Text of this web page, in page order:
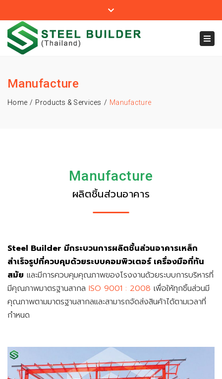
085-148-5757
customerservice@steelbuilderthailand.com
Close
top
Manufacture
Home Products & Services Manufacture
Manufacture
ผลิตชิ้นส่วนอาคาร
Steel Builder มีกระบวนการผลิตชิ้นส่วนอาคารเหล็ก
สำเร็จรูปที่ควบคุมด้วยระบบคอมพิวเตอร์ เครื่องมือที่ทัน
สมัย และมีการควบคุมคุณภาพของโรงงานด้วยระบบการบริหารที่
มีคุณภาพมาตรฐานสากล ISO 9001 : 2008 เพื่อให้ทุกชิ้นส่วนมี
คุณภาพตามมาตรฐานสากลและสามารถจัดส่งสินค้าได้ตามเวลาที่
กำหนด